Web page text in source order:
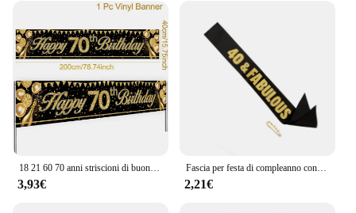
18 21 60 70 anni striscioni di buon compleanno decorazioni per feste di compleanno forniture per feste di anniversario in oro nero per adulti puntelli per foto
3,93€
Fascia per festa di compleanno con Glitter dorati 30 40 50 60 70 e favolosa fascia in nastro di raso donna 30th 40th 50th 60th decorazione per feste di compleanno
2,21€